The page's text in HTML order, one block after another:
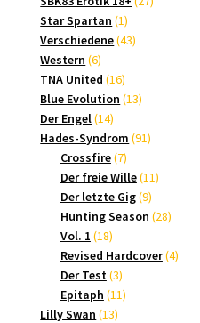
Star Spartan 11
Produkt
Verschiedene 4343
Western 66
Produkte
TNA United 1616
Produkte
Blue Evolution 1313
Der Engel 1414
Produkte
Hades-Syndrom 9191
Crossfire 77
Produkte
Der freie Wille 1111
Der letzte Gig 99
Produkte
Hunting Season 2828
Vol. 1 1818
Produkte
Revised Hardcover 44
Der Test 33
Produkte
Epitaph 1111
Lilly Swan 1313